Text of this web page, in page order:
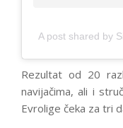
A post shared by
Rezultat od 20
navijačima, ali i
Evrolige čeka za tri